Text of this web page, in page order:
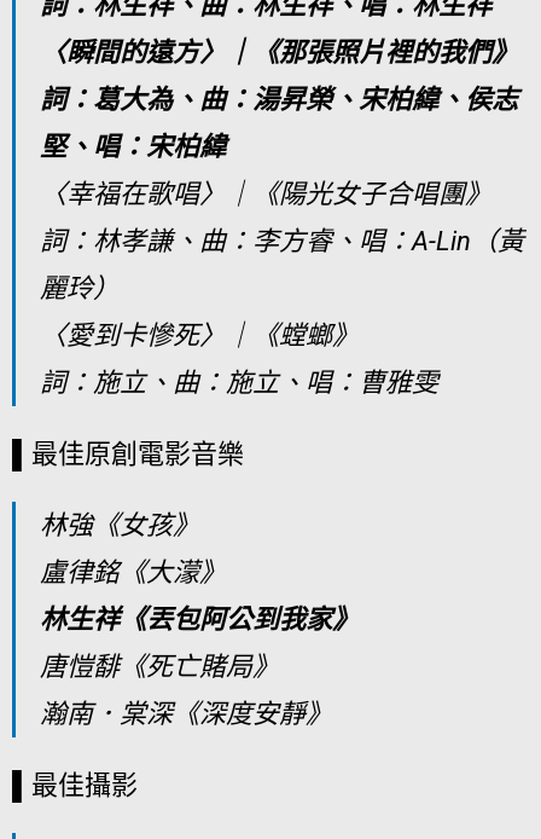
〈瞬間的遠方〉｜《那張照片裡的我們》
詞：葛大為、曲：湯昇榮、宋柏緯、侯志
堅、唱：宋柏緯
〈幸福在歌唱〉｜《陽光女子合唱團》
詞：林孝謙、曲：李方睿、唱：A-Lin（黃
麗玲）
〈愛到卡慘死〉｜《螳螂》
詞：施立、曲：施立、唱：曹雅雯
▌最佳原創電影音樂
林強《女孩》
盧律銘《大濛》
林生祥《丟包阿公到我家》
唐愷馡《死亡賭局》
瀚南．棠深《深度安靜》
▌最佳攝影